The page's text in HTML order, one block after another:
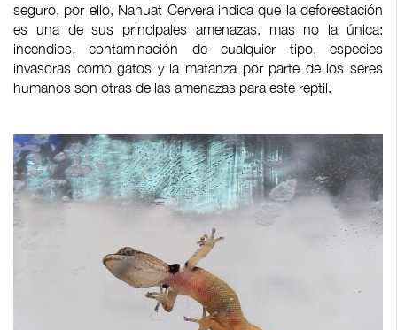
seguro, por ello, Nahuat Cervera indica que la deforestación
es una de sus principales amenazas, mas no la única:
incendios, contaminación de cualquier tipo, especies
invasoras como gatos y la matanza por parte de los seres
humanos son otras de las amenazas para este reptil.